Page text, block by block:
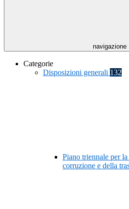
navigazione
Categorie
Disposizioni generali 132
Piano triennale per
corruzione e della